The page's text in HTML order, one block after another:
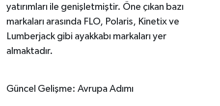
yatırımları ile genişletmiştir. Öne çıkan bazı
markaları arasında FLO, Polaris, Kinetix ve
Lumberjack gibi ayakkabı markaları yer
almaktadır.
Güncel Gelişme: Avrupa Adımı